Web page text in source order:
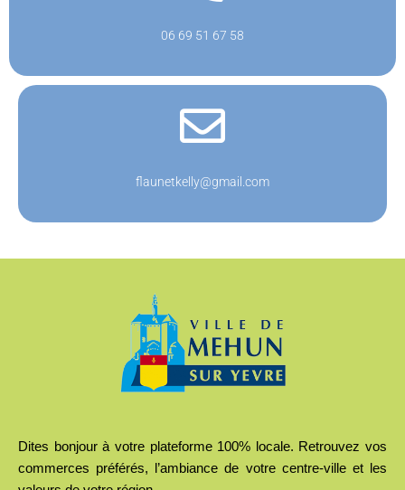
06 69 51 67 58
flaunetkelly@gmail.com
Dites bonjour à votre plateforme 100% locale. Retrouvez vos
commerces préférés, l’ambiance de votre centre-ville et les